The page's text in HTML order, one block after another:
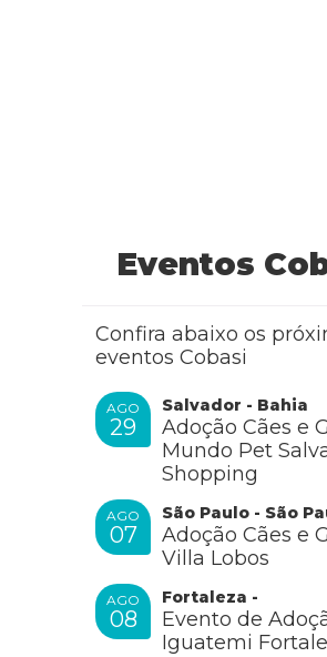
Eventos
Confira abaixo os
eventos Cobasi
AGO
29
Salvador - Bahia
Adoção Cães e
Mundo Pet
Shopping
AGO
07
São Paulo - São
Adoção Cães e
Villa Lobos
AGO
08
Fortaleza -
Evento de
Iguatemi